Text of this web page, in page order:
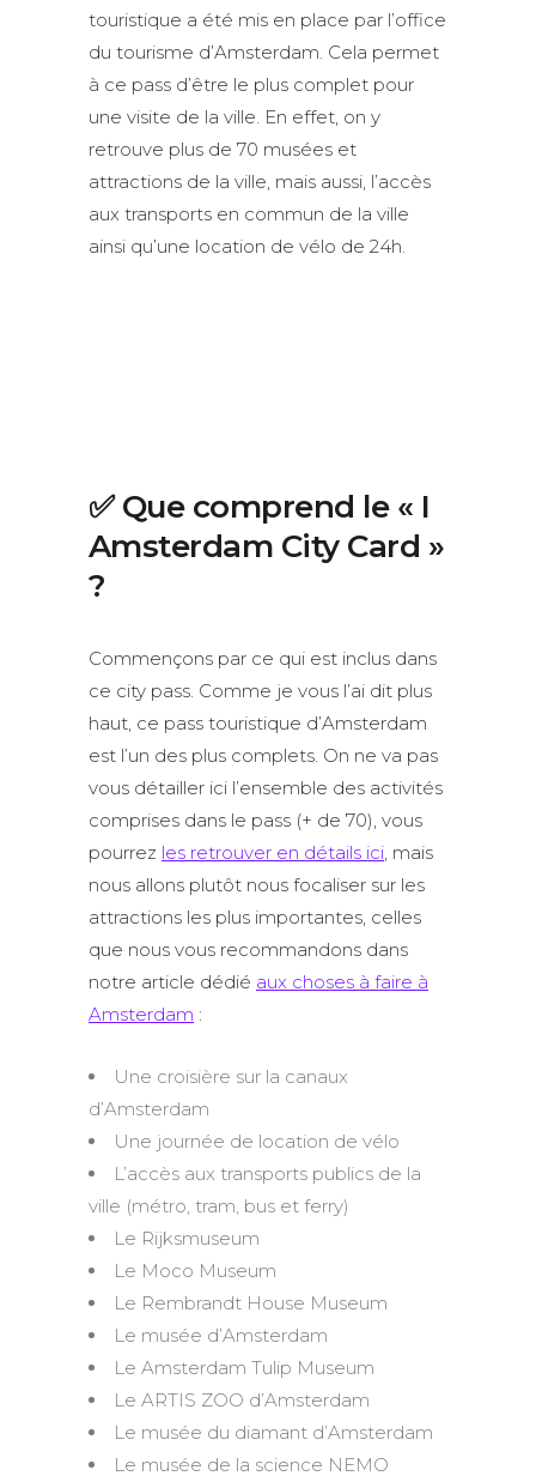
touristique a été mis en place par l’office
du tourisme d’Amsterdam. Cela permet
à ce pass d’être le plus complet pour
une visite de la ville. En effet, on y
retrouve plus de 70 musées et
attractions de la ville, mais aussi, l’accès
aux transports en commun de la ville
ainsi qu’une location de vélo de 24h.
✅ Que comprend le « I
Amsterdam City Card »
?
Commençons par ce qui est inclus dans
ce city pass. Comme je vous l’ai dit plus
haut, ce pass touristique d’Amsterdam
est l’un des plus complets. On ne va pas
vous détailler ici l’ensemble des activités
comprises dans le pass (+ de 70), vous
pourrez les retrouver en détails ici, mais
nous allons plutôt nous focaliser sur les
attractions les plus importantes, celles
que nous vous recommandons dans
notre article dédié aux choses à faire à
Amsterdam :
Une croisière sur la canaux
d’Amsterdam
Une journée de location de vélo
L’accès aux transports publics de la
ville (métro, tram, bus et ferry)
Le Rijksmuseum
Le Moco Museum
Le Rembrandt House Museum
Le musée d’Amsterdam
Le Amsterdam Tulip Museum
Le ARTIS ZOO d’Amsterdam
Le musée du diamant d’Amsterdam
Le musée de la science NEMO